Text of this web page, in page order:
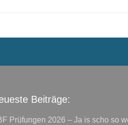
Beiträge:
Prüfungen 2026 – Ja is scho so